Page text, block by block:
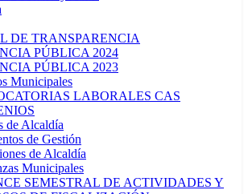
DE TRANSPARENCIA
PÚBLICA 2024
PÚBLICA 2023
Municipales
LABORALES CAS
de Alcaldía
de Gestión
de Alcaldía
Municipales
SEMESTRAL DE ACTIVIDADES Y